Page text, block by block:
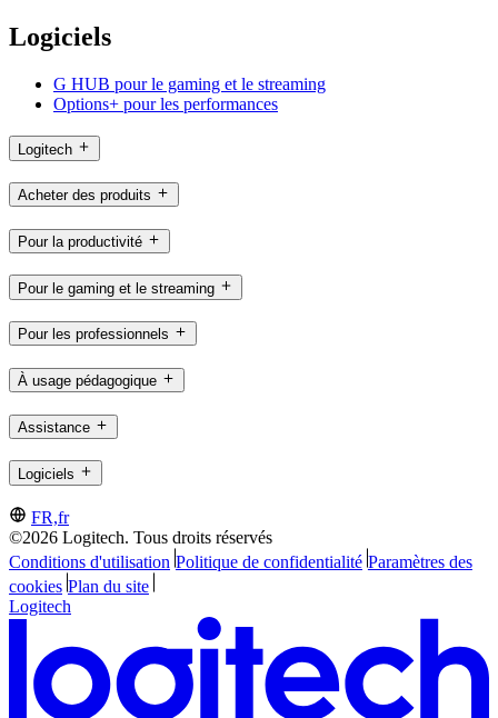
Logiciels
G HUB pour le gaming et le streaming
Options+ pour les performances
Logitech
Acheter des produits
Pour la productivité
Pour le gaming et le streaming
Pour les professionnels
À usage pédagogique
Assistance
Logiciels
FR,fr
©2026 Logitech. Tous droits réservés
Conditions d'utilisation Politique de confidentialité Paramètres des
cookies Plan du site
Logitech